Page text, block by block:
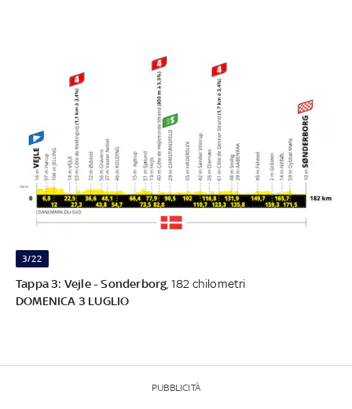
3/22
Tappa 3: Vejle - Sonderborg , 182 chilometri
DOMENICA 3 LUGLIO
PUBBLICITÀ